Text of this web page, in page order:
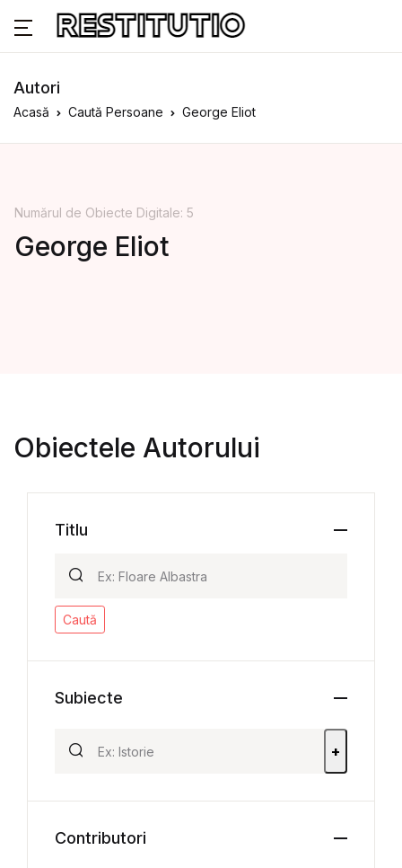
Autori
Acasă Caută Persoane George Eliot
Numărul de Obiecte Digitale: 5
George Eliot
Obiectele Autorului
Titlu
Caută
Subiecte
+
Contributori